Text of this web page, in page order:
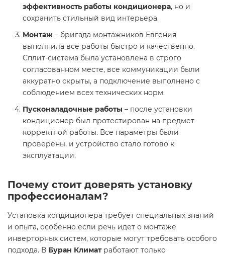
эффективность работы кондиционера, но и
сохранить стильный вид интерьера.
Монтаж – бригада монтажников Евгения
выполнила все работы быстро и качественно.
Сплит-система была установлена в строго
согласованном месте, все коммуникации были
аккуратно скрыты, а подключение выполнено с
соблюдением всех технических норм.
Пусконаладочные работы – после установки
кондиционер был протестирован на предмет
корректной работы. Все параметры были
проверены, и устройство стало готово к
эксплуатации.
Почему стоит доверять установку
профессионалам?
Установка кондиционера требует специальных знаний
и опыта, особенно если речь идет о монтаже
инверторных систем, которые могут требовать особого
подхода. В Буран Климатработают только